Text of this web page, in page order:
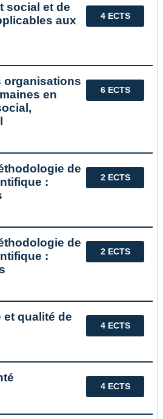
4 ECTS
social et de
aux
6 ECTS
organisations
en
2 ECTS
de
:
2 ECTS
de
:
4 ECTS
et qualité de
4 ECTS